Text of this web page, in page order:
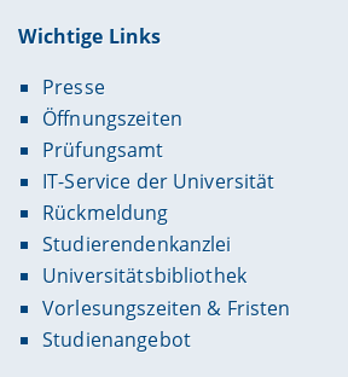
Wichtige Links
Presse
Öffnungszeiten
Prüfungsamt
IT-Service der Universität
Rückmeldung
Studierendenkanzlei
Universitätsbibliothek
Vorlesungszeiten & Fristen
Studienangebot